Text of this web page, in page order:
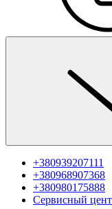
+380939207111
+380968907368
+380980175888
Сервисный